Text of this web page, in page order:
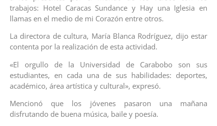
trabajos: Hotel Caracas Sundance y Hay una Iglesia en
llamas en el medio de mi Corazón entre otros.
La directora de cultura, María Blanca Rodríguez, dijo estar
contenta por la realización de esta actividad.
«El orgullo de la Universidad de Carabobo son sus
estudiantes, en cada una de sus habilidades: deportes,
académico, área artística y cultural», expresó.
Mencionó que los jóvenes pasaron una mañana
disfrutando de buena música, baile y poesía.